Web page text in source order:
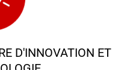
D'INNOVATION ET